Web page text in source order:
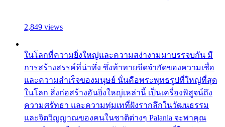
2,849 views
ในโลกที่ความยิ่งใหญ่และความสง่างามมาบรรจบกัน มี
การสร้างสรรค์ที่น่าทึ่ง ซึ่งท้าทายขีดจำกัดของความเชื่อ
และความสำเร็จของมนุษย์ นั่นคือพระพุทธรูปที่ใหญ่ที่สุด
ในโลก สิ่งก่อสร้างอันยิ่งใหญ่เหล่านี้ เป็นเครื่องพิสูจน์ถึง
ความศรัทธา และความทุ่มเทที่ฝังรากลึกในวัฒนธรรม
และจิตวิญญาณของคนในชาติต่างๆ Palanla จะพาคุณ